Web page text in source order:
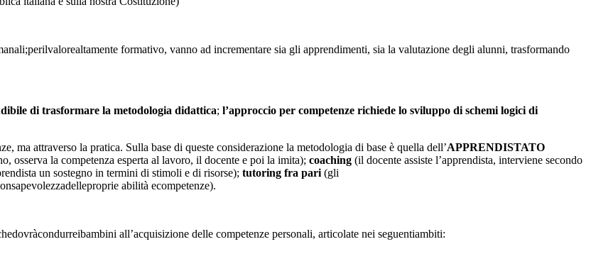
formativo, vanno ad incrementare sia gli apprendimenti, sia la valutazione degli alunni, trasformando
di trasformare la metodologia didattica; l’approccio per competenze richiede lo sviluppo di schemi logici di
ma attraverso la pratica. Sulla base di queste considerazione la metodologia di base è quella dell’APPRENDISTATO
osserva la competenza esperta al lavoro, il docente e poi la imita); coaching (il docente assiste l’apprendista, interviene secondo
un sostegno in termini di stimoli e di risorse); tutoring fra pari (gli
abilità ecompetenze).
all’acquisizione delle competenze personali, articolate nei seguentiambiti: